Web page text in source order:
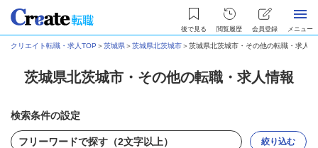
後で見る 閲覧履歴 会員登録 メニュー
クリエイト転職・求人TOP ＞茨城県＞茨城県北茨城市＞茨城県北茨城市・その他の転職・求人情
茨城県北茨城市・その他の転職・求人情報
検索条件の設定
絞り込む